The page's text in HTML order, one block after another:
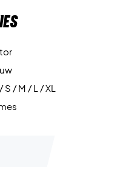
S / M / L / XL